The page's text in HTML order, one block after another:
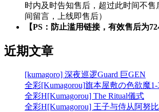
时内及时告知售后，超过此时间不售
间留言，上线即售后）
【PS：防止滥用链接，有效售后为72
近期文章
[kumagoro] 深夜巡逻Guard 巨GEN
全彩[Kumagorou]旗本屋敷の色欲魔1-
全彩H[Kumagorou] The Ritual儀式
全彩H[Kumagorou] 王子与侍从阿努